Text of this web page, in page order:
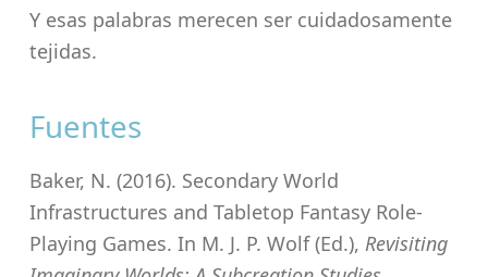
Y esas palabras merecen ser cuidadosamente
tejidas.
Fuentes
Baker, N. (2016). Secondary World
Infrastructures and Tabletop Fantasy Role-
Playing Games. In M. J. P. Wolf (Ed.), Revisiting